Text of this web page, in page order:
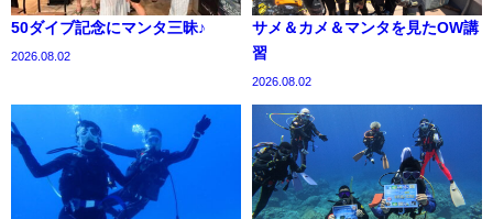
50ダイブ記念にマンタ三昧♪
2026.08.02
サメ＆カメ＆マンタを見たOW講
習
2026.08.02